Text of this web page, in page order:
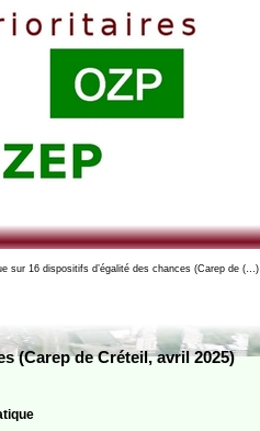
sur 16 dispositifs d’égalité des chances (Carep de (…)
(Carep de Créteil, avril 2025)